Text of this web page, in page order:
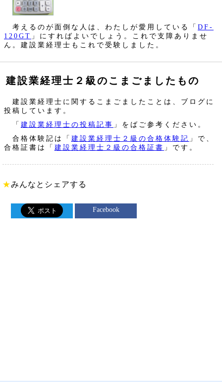
考えるのが面倒な人は、わたしが愛用している「 DF-
120GT 」にすればよいでしょう。これで支障ありませ
ん。建設業経理士もこれで受験しました。
建設業経理士２級のこまごましたもの
建設業経理士に関するこまごましたことは、ブログに
投稿しています。
「 建設業経理士の投稿記事 」をばご参考ください。
合格体験記は「 建設業経理士２級の合格体験記 」で、
合格証書は「 建設業経理士２級の合格証書 」です。
★みんなとシェアする
Facebook